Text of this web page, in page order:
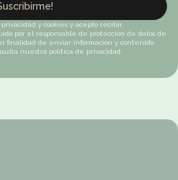
y cookies y acepto recibir
por el responsable de protección de datos de
finalidad de enviar información y contenido
nuestra política de privacidad.